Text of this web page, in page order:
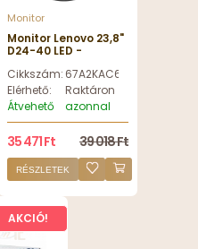
CRITICAL
Monitor
Monitor Lenovo 23,8"
D24-40 LED -
Cikkszám: 67A2KAC6EU
Elérhető:
Raktáron
Átvehető
azonnal
35 471 Ft 39 018 Ft
RÉSZLETEK
AKCIÓ!